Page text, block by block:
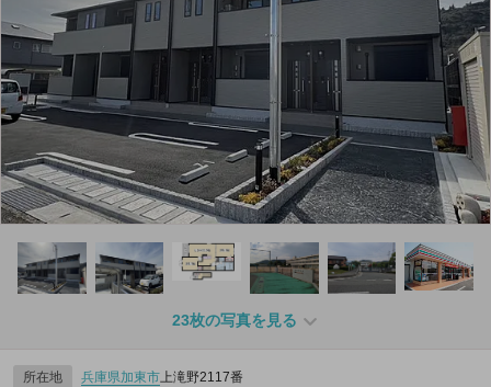
23枚の写真を見る
所在地 兵庫県加東市上滝野2117番